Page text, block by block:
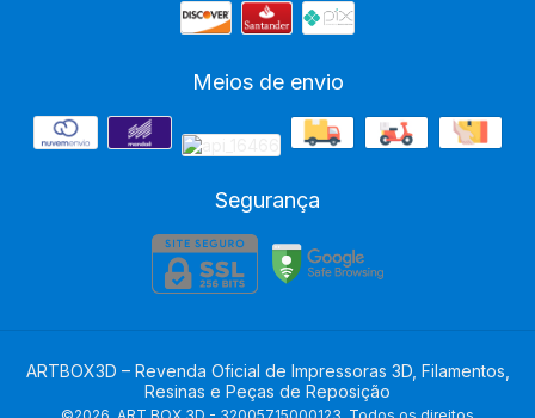
Meios de envio
Segurança
ARTBOX3D – Revenda Oficial de Impressoras 3D, Filamentos,
Resinas e Peças de Reposição